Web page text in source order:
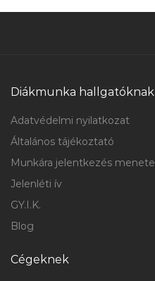
Diákmunka hallgatóknak
Adatvédelmi nyilatkozat
Általános tájékoztató
Munkára jelentkezés menete
Jelenléti ív
GY.I.K.
Blog
Cégeknek